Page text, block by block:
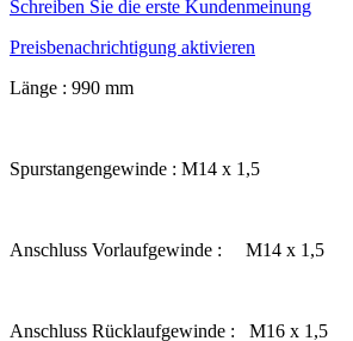
Schreiben Sie die erste Kundenmeinung
Preisbenachrichtigung aktivieren
Länge : 990 mm
Spurstangengewinde : M14 x 1,5
Anschluss Vorlaufgewinde : M14 x 1,5
Anschluss Rücklaufgewinde : M16 x 1,5